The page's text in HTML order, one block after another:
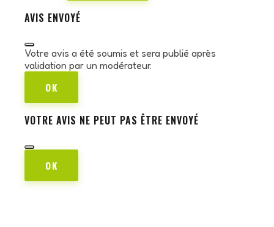
AVIS ENVOYÉ
Votre avis a été soumis et sera publié après
validation par un modérateur.
OK
VOTRE AVIS NE PEUT PAS ÊTRE ENVOYÉ
OK